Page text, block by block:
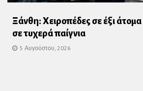
Ξάνθη: Χειροπέδες σε έξι
σε τυχερά παίγνια
5 Αυγούστου, 2026